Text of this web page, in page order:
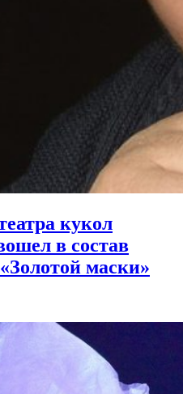
кукол
в состав
маски»